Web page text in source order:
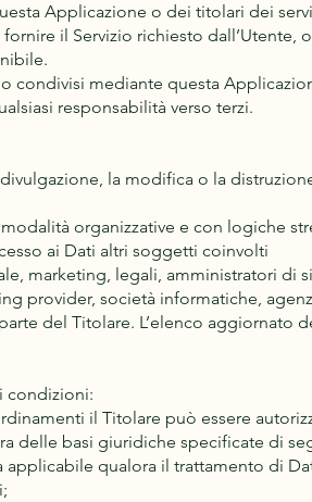
Applicazione o dei titolari dei
il Servizio richiesto dall’Utente,
condivisi mediante questa
responsabilità verso terzi.
la modifica o la
organizzative e con logiche
ai Dati altri soggetti coinvolti
marketing, legali, amministratori di
provider, società informatiche,
del Titolare. L’elenco aggiornato
condizioni:
il Titolare può essere
delle basi giuridiche specificate di
qualora il trattamento di